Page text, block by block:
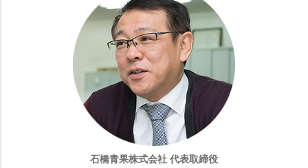
石橋青果株式会社 代表取締役